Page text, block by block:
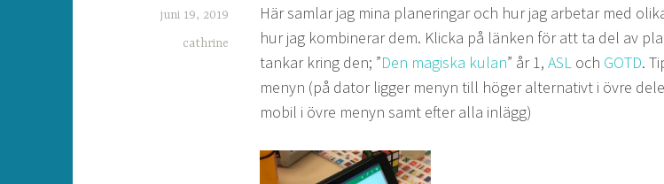
juni 19, 2019
cathrine
Här samlar jag mina planeringar och hur jag arbetar med
hur jag kombinerar dem. Klicka på länken för att ta del av
tankar kring den; ”Den magiska kulan” år 1, ASL och GOTD.
menyn (på dator ligger menyn till höger alternativt i övre
mobil i övre menyn samt efter alla inlägg)